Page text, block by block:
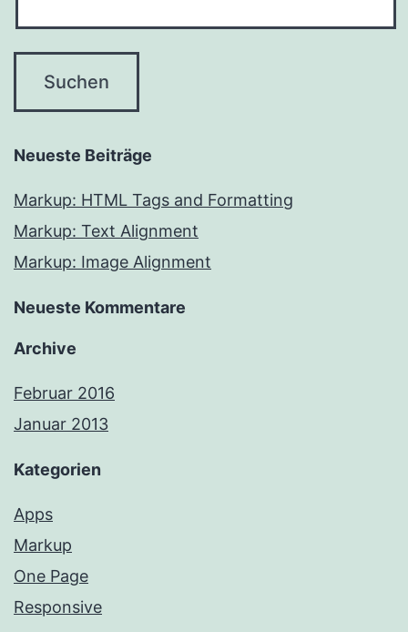
Neueste Beiträge
Markup: HTML Tags and Formatting
Markup: Text Alignment
Markup: Image Alignment
Neueste Kommentare
Archive
Februar 2016
Januar 2013
Kategorien
Apps
Markup
One Page
Responsive